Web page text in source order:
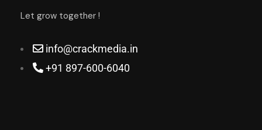
Let grow together !
info@crackmedia.in
+91 897-600-6040